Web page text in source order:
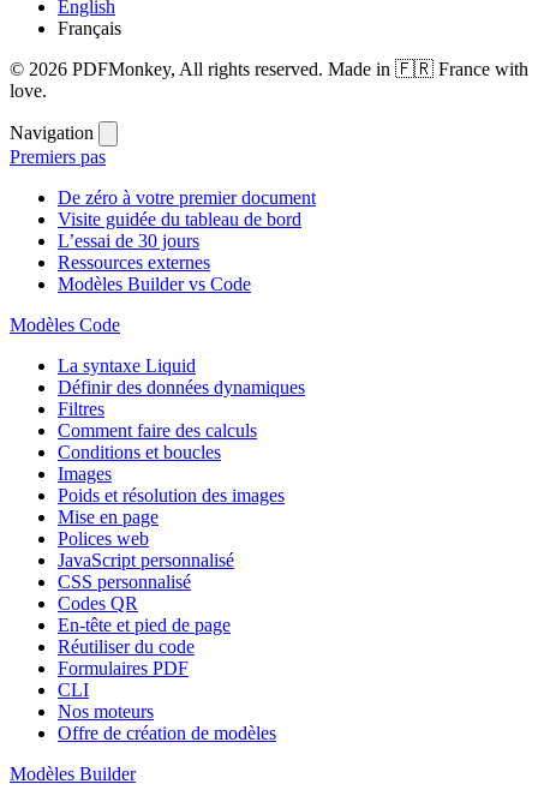
English
Français
© 2026 PDFMonkey, All rights reserved. Made in 🇫🇷 France with
love.
Navigation
Premiers pas
De zéro à votre premier document
Visite guidée du tableau de bord
L’essai de 30 jours
Ressources externes
Modèles Builder vs Code
Modèles Code
La syntaxe Liquid
Définir des données dynamiques
Filtres
Comment faire des calculs
Conditions et boucles
Images
Poids et résolution des images
Mise en page
Polices web
JavaScript personnalisé
CSS personnalisé
Codes QR
En-tête et pied de page
Réutiliser du code
Formulaires PDF
CLI
Nos moteurs
Offre de création de modèles
Modèles Builder